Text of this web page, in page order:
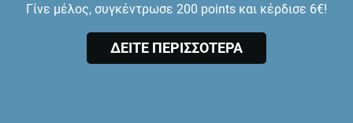
Γίνε μέλος, συγκέντρωσε 200 points και κέρδισε 6€!
ΔΕΙΤΕ ΠΕΡΙΣΣΟΤΕΡΑ